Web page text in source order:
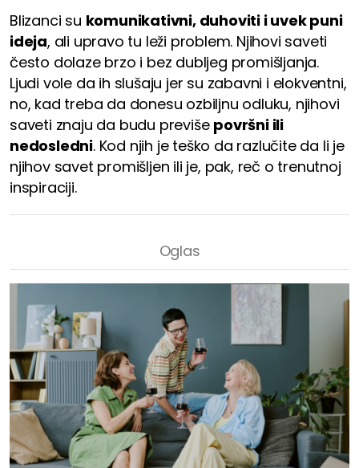
Blizanci su komunikativni, duhoviti i uvek puni
ideja, ali upravo tu leži problem. Njihovi saveti
često dolaze brzo i bez dubljeg promišljanja.
Ljudi vole da ih slušaju jer su zabavni i elokventni,
no, kad treba da donesu ozbiljnu odluku, njihovi
saveti znaju da budu previše površni ili
nedosledni. Kod njih je teško da razlučite da li je
njihov savet promišljen ili je, pak, reč o trenutnoj
inspiraciji.